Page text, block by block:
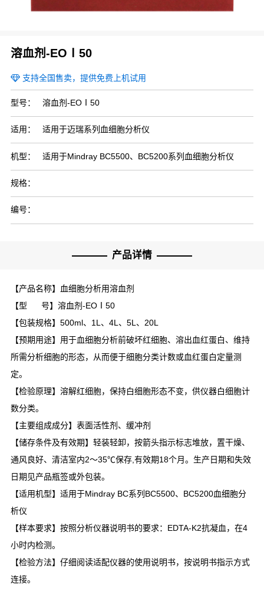
溶血剂-EOⅠ50
支持全国售卖，提供免费上机试用
型号： 溶血剂-EOⅠ50
适用： 适用于迈瑞系列血细胞分析仪
机型： 适用于Mindray BC5500、BC5200系列血细胞分析仪
规格：
编号：
产品详情
【产品名称】血细胞分析用溶血剂
【型 号】溶血剂-EOⅠ50
【包装规格】500ml、1L、4L、5L、20L
【预期用途】用于血细胞分析前破坏红细胞、溶出血红蛋白、维持
所需分析细胞的形态，从而便于细胞分类计数或血红蛋白定量测
定。
【检验原理】溶解红细胞，保持白细胞形态不变，供仪器白细胞计
数分类。
【主要组成成分】表面活性剂、缓冲剂
【储存条件及有效期】轻装轻卸，按箭头指示标志堆放，置干燥、
通风良好、清洁室内2～35℃保存,有效期18个月。生产日期和失效
日期见产品瓶签或外包装。
【适用机型】适用于Mindray BC系列BC5500、BC5200血细胞分
析仪
【样本要求】按照分析仪器说明书的要求：EDTA-K2抗凝血，在4
小时内检测。
【检验方法】仔细阅读适配仪器的使用说明书，按说明书指示方式
连接。
血流变分析仪清洗液